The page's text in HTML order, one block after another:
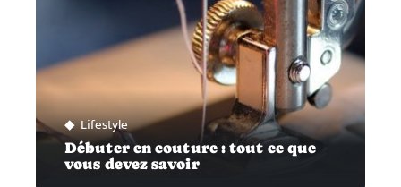
Lifestyle
Débuter en couture : tout ce que
vous devez savoir